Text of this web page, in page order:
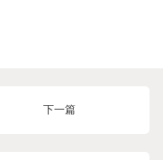
下一篇